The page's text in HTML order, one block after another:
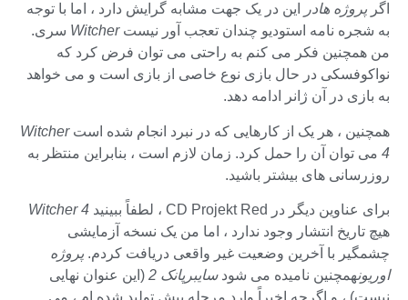
اگر پروژه هادر
این در یک جهت مشابه گرایش دارد ، اما با توجه
به شجره نامه استودیو چندان تعجب آور نیست Witcher
سری.
من همچنین فکر می کنم به راحتی می توان فرض کرد که
نواکوفسکی در حال بازی نوع خاصی از بازی است و می خواهد
به بازی در آن ژانر ادامه دهد.
همچنین ، هر یک از کارهایی که در نبرد انجام شده استWitcher
4 می توان آن را حمل کرد. زمان لازم است ، بنابراین منتظر به
روزرسانی های بیشتر باشید.
برای عناوین دیگر در CD Projekt Red ، لطفاً ببینید
Witcher 4
هیچ تاریخ انتشار وجود ندارد ، اما من یک نسخه آزمایشی
چشمگیر با آخرین وضعیت غیر واقعی دریافت کردم. پروژه
اوریونهمچنین نامیده می شودسایبرپانک 2
(این عنوان نهایی
نیست) ، و اگرچه اخیراً وارد مرحله پیش تولید شده ام ، می